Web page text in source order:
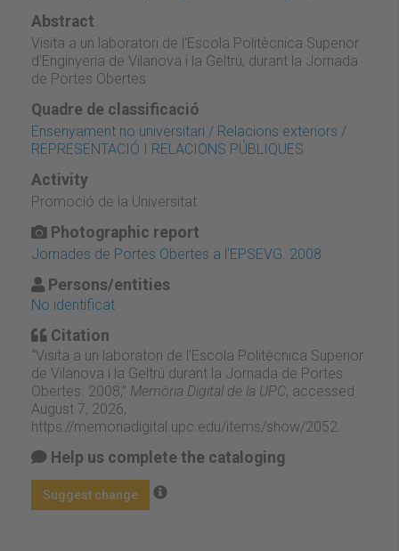
Abstract
Visita a un laboratori de l'Escola Politècnica Superior
d'Enginyeria de Vilanova i la Geltrú, durant la Jornada
de Portes Obertes
Quadre de classificació
Ensenyament no universitari / Relacions exteriors /
REPRESENTACIÓ I RELACIONS PÚBLIQUES
Activity
Promoció de la Universitat
Photographic report
Jornades de Portes Obertes a l'EPSEVG. 2008
Persons/entities
No identificat
Citation
“Visita a un laboratori de l'Escola Politècnica Superior
de Vilanova i la Geltrú durant la Jornada de Portes
Obertes. 2008,” Memòria Digital de la UPC, accessed
August 7, 2026,
https://memoriadigital.upc.edu/items/show/2052
Help us complete the cataloging
Suggest change